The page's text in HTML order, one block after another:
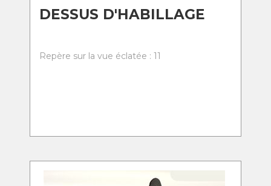
DESSUS D'HABILLAGE
Repère sur la vue éclatée : 11